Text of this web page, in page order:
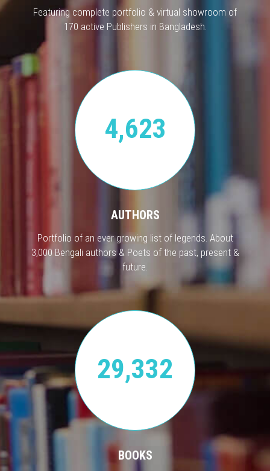
Featuring complete portfolio & virtual showroom of
170 active Publishers in Bangladesh.
4,623
AUTHORS
Portfolio of an ever growing list of legends. About
3,000 Bengali authors & Poets of the past, present &
future.
29,332
BOOKS